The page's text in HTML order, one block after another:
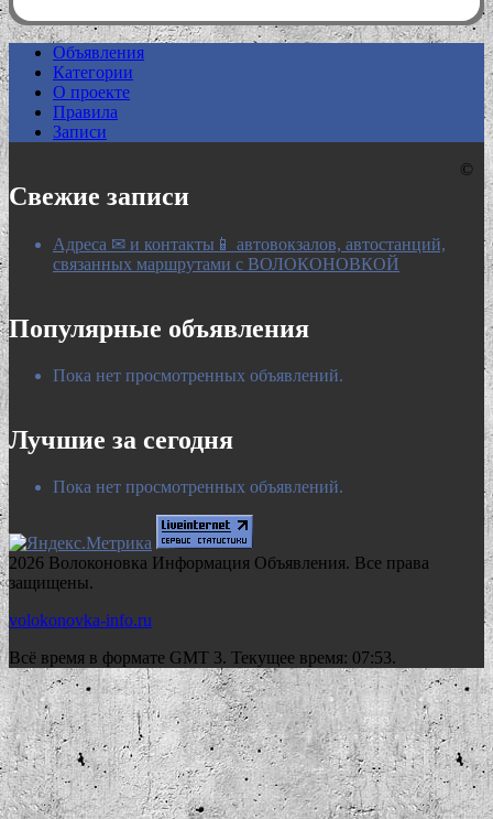
0:00
Объявления
Категории
О проекте
Правила
Записи
Свежие записи
Адреса ✉ и контакты📱 автовокзалов, автостанций,
связанных маршрутами с ВОЛОКОНОВКОЙ
Популярные объявления
Пока нет просмотренных объявлений.
Лучшие за сегодня
Пока нет просмотренных объявлений.
©
2026 Волоконовка Информация Объявления. Все права
защищены.
volokonovka-info.ru
Всё время в формате GMT 3. Текущее время: 07:53.